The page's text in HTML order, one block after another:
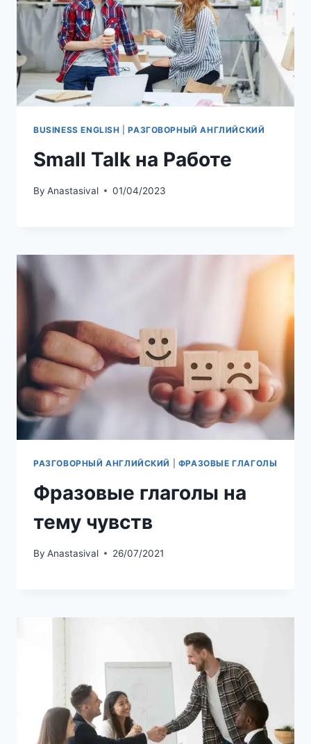
BUSINESS ENGLISH |РАЗГОВОРНЫЙ АНГЛИЙСКИЙ
Small Talk на Работе
By Anastasival 01/04/2023
РАЗГОВОРНЫЙ АНГЛИЙСКИЙ ФРАЗОВЫЕ ГЛАГОЛЫ
Фразовые глаголы на
тему чувств
By Anastasival 26/07/2021